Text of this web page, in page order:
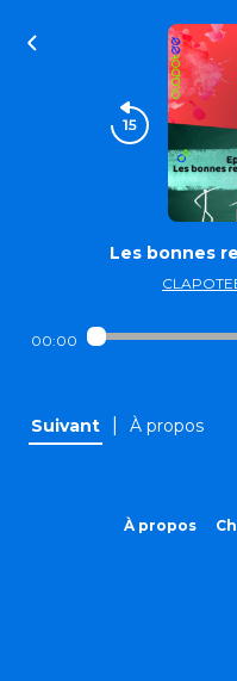
Les bonnes
00:00
Suivant À propos
À propos